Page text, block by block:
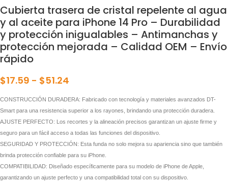
Cubierta trasera de cristal repelente al agua
y al aceite para iPhone 14 Pro – Durabilidad
y protección inigualables – Antimanchas y
protección mejorada – Calidad OEM – Envío
rápido
$17.59 - $51.24
CONSTRUCCIÓN DURADERA: Fabricado con tecnología y materiales avanzados DT-
Smart para una resistencia superior a los rayones, brindando una protección duradera.
AJUSTE PERFECTO: Los recortes y la alineación precisos garantizan un ajuste firme y
seguro para un fácil acceso a todas las funciones del dispositivo.
SEGURIDAD Y PROTECCIÓN: Esta funda no solo mejora su apariencia sino que también
brinda protección confiable para su iPhone.
COMPATIBILIDAD: Diseñado específicamente para su modelo de iPhone de Apple,
garantizando un ajuste perfecto y una compatibilidad total con su dispositivo.